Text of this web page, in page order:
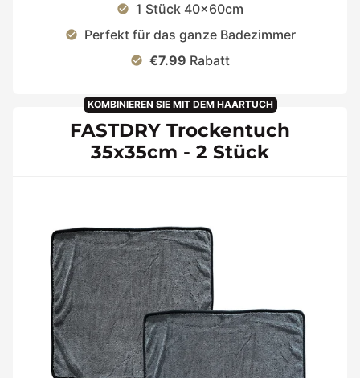
check_circle 1 Stück 40x60cm
check_circle Perfekt für das ganze Badezimmer
check_circle €7.99 Rabatt
KOMBINIEREN SIE MIT DEM HAARTUCH
FASTDRY Trockentuch
35x35cm - 2 Stück